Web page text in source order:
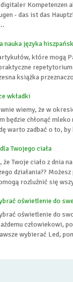
Kompetenzen
- das ist das
nauka języka
które mogą
książka
wkładki
wiemy, że w
będzie chłonąć
warto zadbać o to,
Twojego ciała
że Twoje ciało z dnia
działania??
rozluźnić się
oświetlenie do
oświetlenie do
człowiekowi,
wybierać Led,